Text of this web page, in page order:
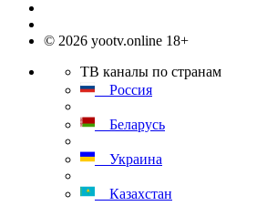
© 2026 yootv.online 18+
ТВ каналы по странам
Россия
Беларусь
Украина
Казахстан